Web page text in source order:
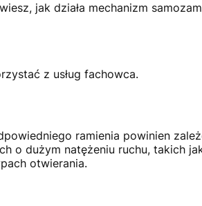
jak działa mechanizm
z usług fachowca.
ramienia powinien
o dużym natężeniu ruchu, takich
otwierania.